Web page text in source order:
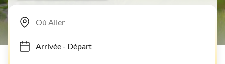
Arrivée- Départ